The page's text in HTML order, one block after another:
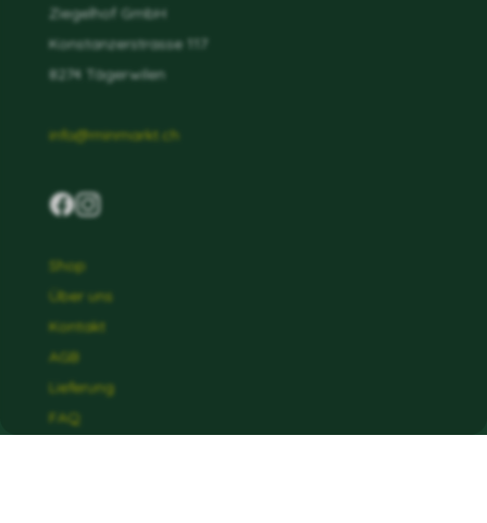
Ziegelhof GmbH
Konstanzerstrasse 117
8274 Tägerwilen
info@minmarkt.ch
Shop
Über uns
Kontakt
AGB
Lieferung
FAQ